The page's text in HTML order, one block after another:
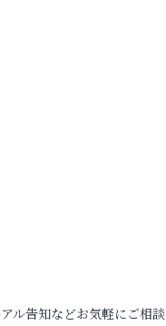
ル告知などお気軽にご相